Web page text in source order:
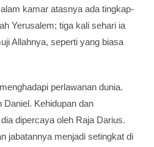
kamar atasnya ada tingkap-
Yerusalem; tiga kali sehari ia
Allahnya, seperti yang biasa
perlawanan dunia.
Daniel. Kehidupan dan
dipercaya oleh Raja Darius.
jabatannya menjadi setingkat di